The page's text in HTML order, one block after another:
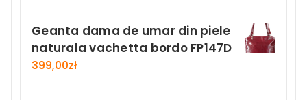
Geanta dama de umar din piele
naturala vachetta bordo FP147D
399,00zł